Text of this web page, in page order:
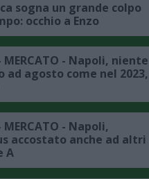
sogna un grande colpo
occhio a Enzo
MERCATO - Napoli, niente
ad agosto come nel 2023,
MERCATO - Napoli,
accostato anche ad altri
A